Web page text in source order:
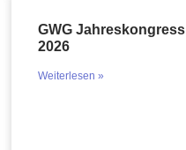
GWG Jahreskongress
2026
Weiterlesen »